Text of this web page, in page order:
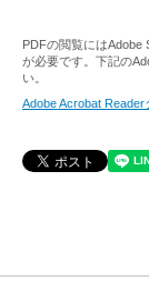
PDFの閲覧にはAdobe
が必要です。下記の
い。
Adobe Acrobat Reader